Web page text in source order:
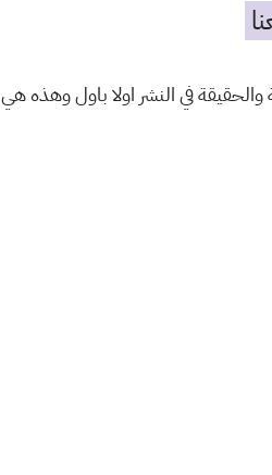
في النشر اولا باول وهذه هي